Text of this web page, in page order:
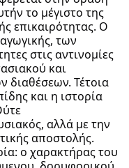
το μέγιστο της
επικαιρότητας. Ο
των
στις αντινομίες
και
διαθέσεων. Τέτοια
και η ιστορία
αλλά με την
αποστολής.
ο χαρακτήρας του